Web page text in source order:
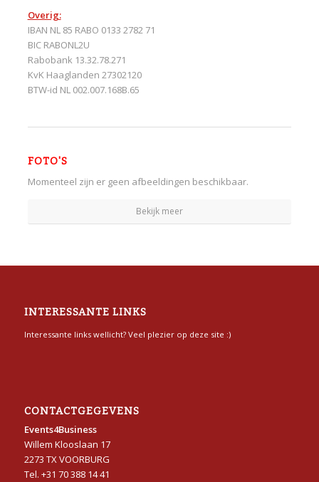
Overig:
IBAN NL 85 RABO 0133 2782 71
BIC RABONL2U
Rabobank 13.32.78.271
KvK Haaglanden 27302120
BTW-id NL 002.007.168B.65
FOTO'S
Momenteel zijn er geen afbeeldingen beschikbaar.
Bekijk meer
INTERESSANTE LINKS
Interessante links wellicht? Veel plezier op deze site :)
CONTACTGEGEVENS
Events4Business
Willem Klooslaan 17
2273 TX VOORBURG
Tel. +31 70 388 14 41